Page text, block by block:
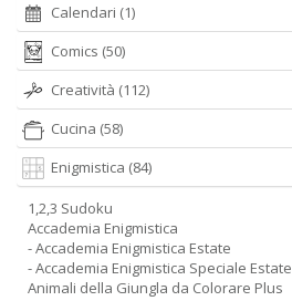
Calendari (1)
Comics (50)
Creatività (112)
Cucina (58)
Enigmistica (84)
1,2,3 Sudoku
Accademia Enigmistica
- Accademia Enigmistica Estate
- Accademia Enigmistica Speciale Estate
Animali della Giungla da Colorare Plus